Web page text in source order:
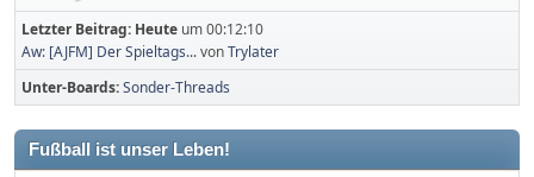
Letzter Beitrag: Heute um 00:12:10
Aw: [AJFM] Der Spieltags...vonTrylater
Unter-Boards Sonder-Threads
Fußball ist unser Leben!